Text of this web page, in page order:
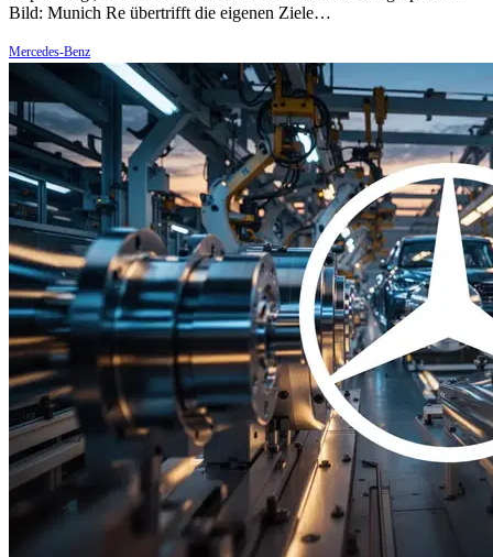
Bild: Munich Re übertrifft die eigenen Ziele…
Mercedes-Benz